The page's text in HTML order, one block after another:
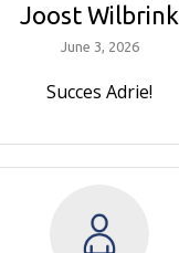
Joost Wilbrink
June 3, 2026
Succes Adrie!